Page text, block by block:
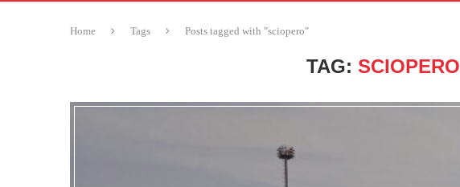
Home Tags Posts tagged with "sciopero"
TAG:SCIOPERO